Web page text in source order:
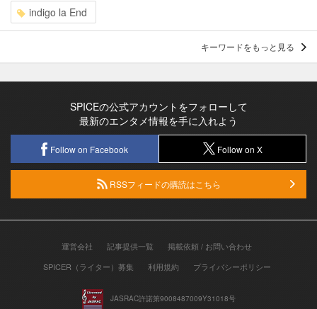
indigo la End
キーワードをもっと見る
SPICEの公式アカウントをフォローして
最新のエンタメ情報を手に入れよう
Follow on Facebook Follow on X
RSSフィードの購読はこちら
運営会社 記事提供一覧
掲載依頼 / お問い合わせ
SPICER（ライター）募集
利用規約 プライバシーポリシー
JASRAC許諾第9008487009Y31018号